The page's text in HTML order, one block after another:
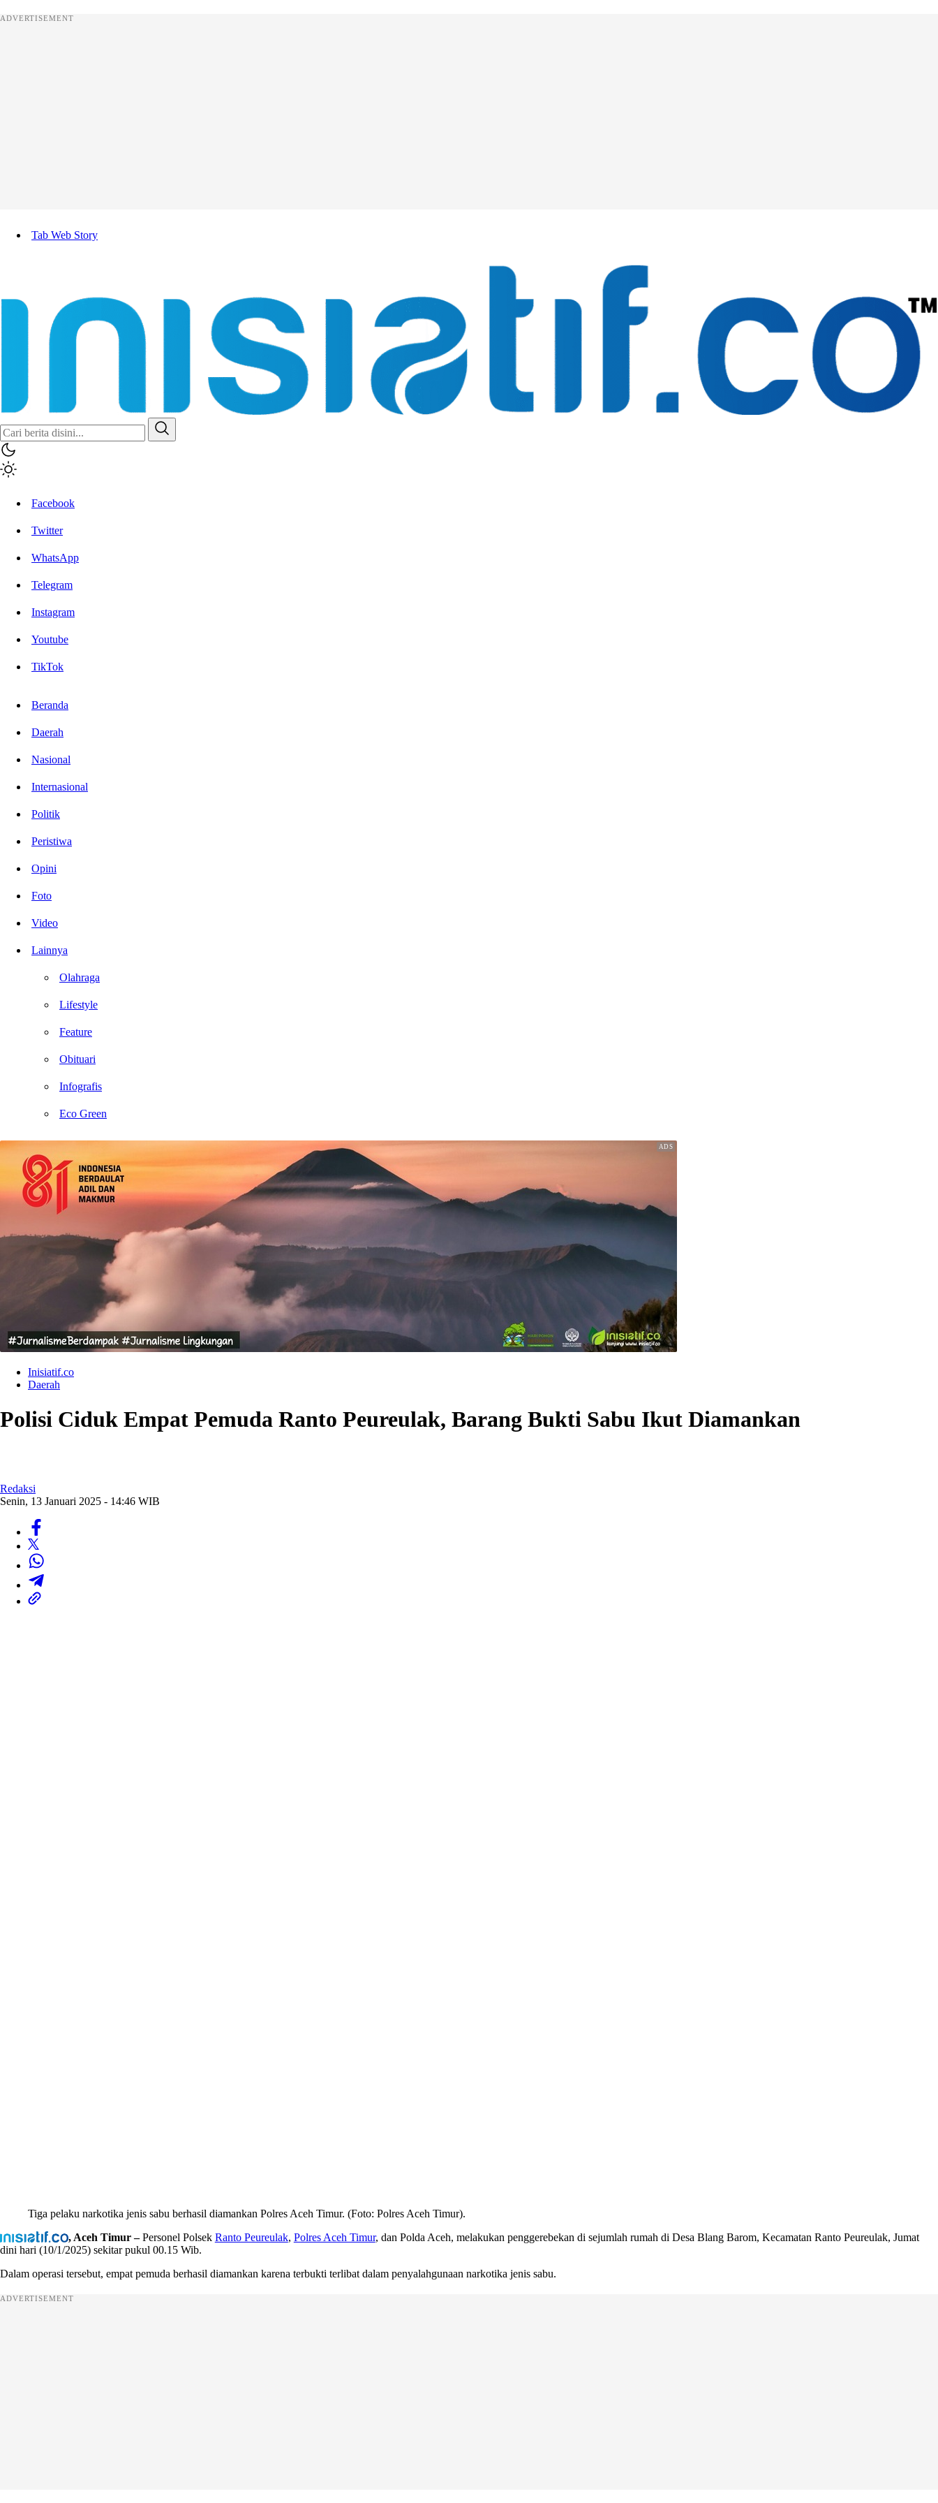
ADVERTISEMENT
Tab Web Story
Facebook
Twitter
WhatsApp
Telegram
Instagram
Youtube
TikTok
Beranda
Daerah
Nasional
Internasional
Politik
Peristiwa
Opini
Foto
Video
Lainnya
Olahraga
Lifestyle
Feature
Obituari
Infografis
Eco Green
Inisiatif.co
Daerah
Polisi Ciduk Empat Pemuda Ranto Peureulak, Barang Bukti Sabu Ikut Diamankan
Redaksi
Senin, 13 Januari 2025 - 14:46 WIB
Tiga pelaku narkotika jenis sabu berhasil diamankan Polres Aceh Timur. (Foto: Polres Aceh Timur).
, Aceh Timur –Personel Polsek Ranto Peureulak, Polres Aceh Timur, dan Polda Aceh, melakukan penggerebekan di sejumlah rumah di Desa Blang Barom, Kecamatan Ranto Peureulak, Jumat
dini hari (10/1/2025) sekitar pukul 00.15 Wib.
Dalam operasi tersebut, empat pemuda berhasil diamankan karena terbukti terlibat dalam penyalahgunaan narkotika jenis sabu.
ADVERTISEMENT